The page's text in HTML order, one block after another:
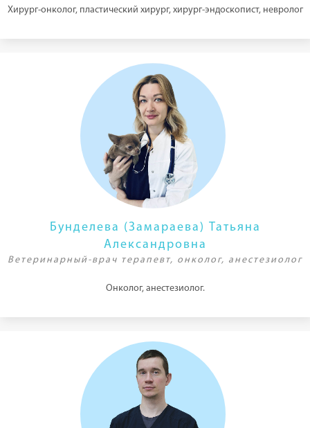
Хирург-онколог, пластический хирург, хирург-эндоскопист, невролог
Бунделева (Замараева) Татьяна
Александровна
Ветеринарный-врач терапевт, онколог, анестезиолог
Онколог, анестезиолог.